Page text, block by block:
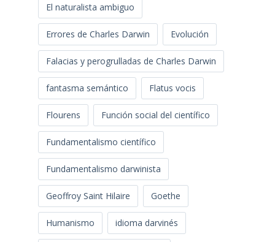
El naturalista ambiguo
Errores de Charles Darwin Evolución
Falacias y perogrulladas de Charles Darwin
fantasma semántico Flatus vocis
Flourens Función social del científico
Fundamentalismo científico
Fundamentalismo darwinista
Geoffroy Saint Hilaire Goethe
Humanismo idioma darvinés